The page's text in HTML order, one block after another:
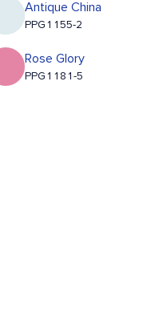
Antique China
PPG1155-2
Rose Glory
PPG1181-5